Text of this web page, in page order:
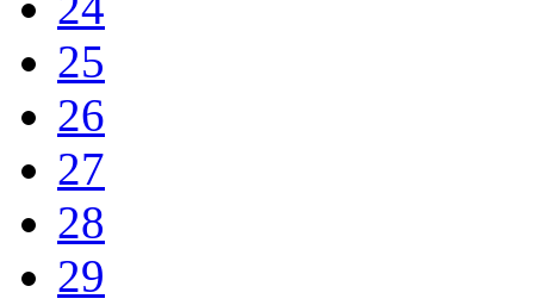
25
26
27
28
29